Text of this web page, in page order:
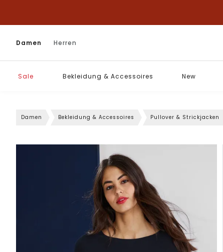
Damen Herren
Sale Bekleidung & Accessoires New
Damen Bekleidung & Accessoires Pullover & Strickjacken